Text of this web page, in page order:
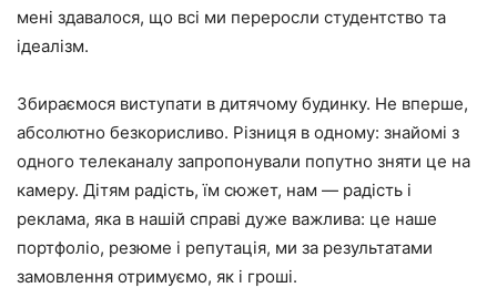
мені здавалося, що всі ми переросли студентство та
ідеалізм.
Збираємося виступати в дитячому будинку. Не вперше,
абсолютно безкорисливо. Різниця в одному: знайомі з
одного телеканалу запропонували попутно зняти це на
камеру. Дітям радість, їм сюжет, нам — радість і
реклама, яка в нашій справі дуже важлива: це наше
портфоліо, резюме і репутація, ми за результатами
замовлення отримуємо, як і гроші.